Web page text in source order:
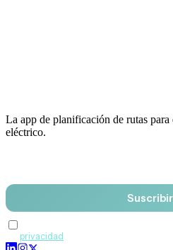
La app de planificación de rutas para
eléctrico.
privacidad